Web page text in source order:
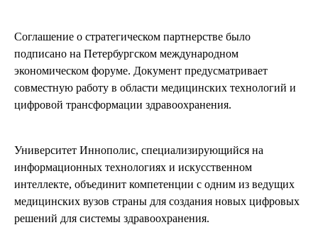
Соглашение о стратегическом партнерстве было
подписано на Петербургском международном
экономическом форуме. Документ предусматривает
совместную работу в области медицинских технологий и
цифровой трансформации здравоохранения.
Университет Иннополис, специализирующийся на
информационных технологиях и искусственном
интеллекте, объединит компетенции с одним из ведущих
медицинских вузов страны для создания новых цифровых
решений для системы здравоохранения.